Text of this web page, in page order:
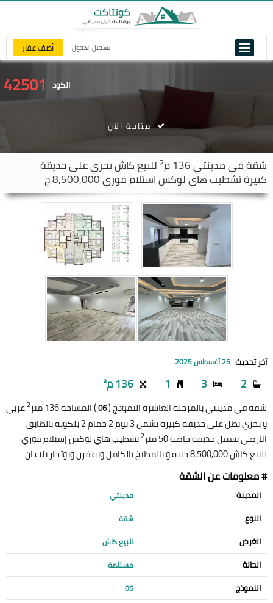
تسجيل الدخول أضف عقار
الكود 42501
شقة فيمدينتي 2 للبيع كاش بحري على حديقة
كبيرة تشطيب هاي لوكس استلام فوري 8,500,000 ج
متاحة الآن
آخر تحديث 25 أغسطس 2025
2
3
1 136 م²
شقة في مدينتي بالمرحلة العاشرة النموذج (06) المساحة 136 متر 2غربي
و بحري تطل على حديقة كبيرة تشمل 3 نوم 2 حمام 2 بلكونة بالطابق
الأرضي تشمل حديقة خاصة 50 متر
2تشطيب هاي لوكس إستلام فوري
للبيع كاش 8,500,000 جنيه و بالمطبخ بالكامل وبه فرن وبوتجاز بلت ان
# معلومات عن الشقة
المدينة مدينتي
النوع شقة
الغرض للبيع كاش
الحالة مستلمة
النموذج 06